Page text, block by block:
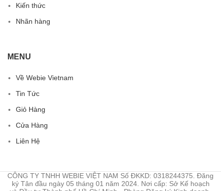
Kiến thức
Nhãn hàng
MENU
Về Webie Vietnam
Tin Tức
Giỏ Hàng
Cửa Hàng
Liên Hệ
CÔNG TY TNHH WEBIE VIỆT NAM Số ĐKKD: 0318244375. Đăng
ký Tân đầu ngày 05 tháng 01 năm 2024. Nơi cấp: Sở Kế hoạch